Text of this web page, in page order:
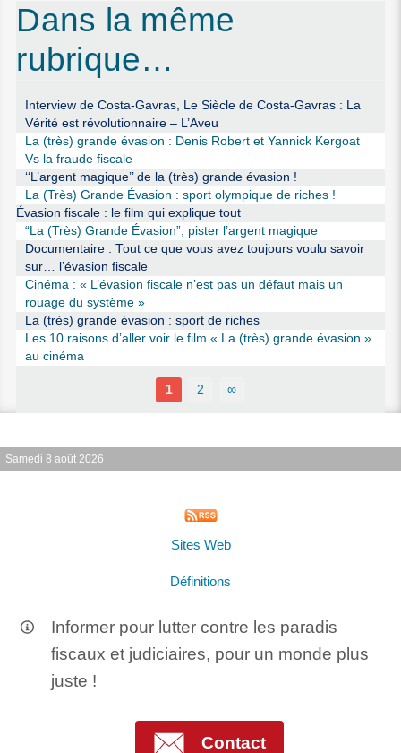
Dans la même
rubrique…
Interview de Costa-Gavras, Le Siècle de Costa-Gavras : La
Vérité est révolutionnaire – L’Aveu
La (très) grande évasion : Denis Robert et Yannick Kergoat
Vs la fraude fiscale
‘‘L’argent magique’’ de la (très) grande évasion !
La (Très) Grande Évasion : sport olympique de riches !
Évasion fiscale : le film qui explique tout
“La (Très) Grande Évasion”, pister l’argent magique
Documentaire : Tout ce que vous avez toujours voulu savoir
sur… l’évasion fiscale
Cinéma : « L’évasion fiscale n’est pas un défaut mais un
rouage du système »
La (très) grande évasion : sport de riches
Les 10 raisons d’aller voir le film « La (très) grande évasion »
au cinéma
1 2 ∞
Samedi 8 août 2026
Sites Web
Définitions
Informer pour lutter contre les paradis
fiscaux et judiciaires, pour un monde plus
juste !
Contact